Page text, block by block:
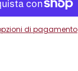
di pagamento